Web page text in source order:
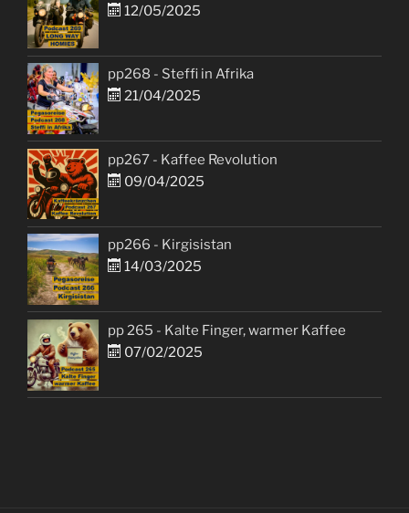
12/05/2025
pp268 - Steffi in Afrika
21/04/2025
pp267 - Kaffee Revolution
09/04/2025
pp266 - Kirgisistan
14/03/2025
pp 265 - Kalte Finger, warmer Kaffee
07/02/2025